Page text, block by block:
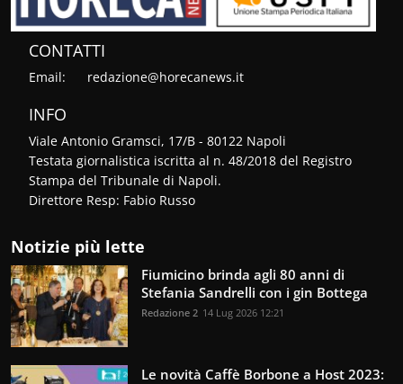
CONTATTI
Email: redazione@horecanews.it
INFO
Viale Antonio Gramsci, 17/B - 80122 Napoli
Testata giornalistica iscritta al n. 48/2018 del Registro
Stampa del Tribunale di Napoli.
Direttore Resp: Fabio Russo
Notizie più lette
Fiumicino brinda agli 80 anni di
Stefania Sandrelli con i gin Bottega
Redazione 2 14 Lug 2026 12:21
Le novità Caffè Borbone a Host 2023: